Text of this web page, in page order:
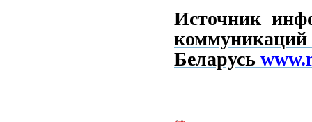
Источник
Беларусь